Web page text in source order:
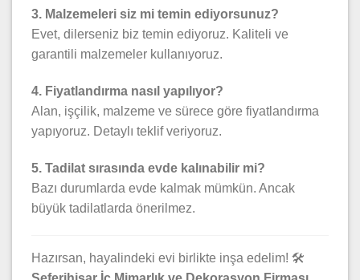
3. Malzemeleri siz mi temin ediyorsunuz?
Evet, dilerseniz biz temin ediyoruz. Kaliteli ve
garantili malzemeler kullanıyoruz.
4. Fiyatlandırma nasıl yapılıyor?
Alan, işçilik, malzeme ve sürece göre fiyatlandırma
yapıyoruz. Detaylı teklif veriyoruz.
5. Tadilat sırasında evde kalınabilir mi?
Bazı durumlarda evde kalmak mümkün. Ancak
büyük tadilatlarda önerilmez.
Hazırsan, hayalindeki evi birlikte inşa edelim! 🛠️